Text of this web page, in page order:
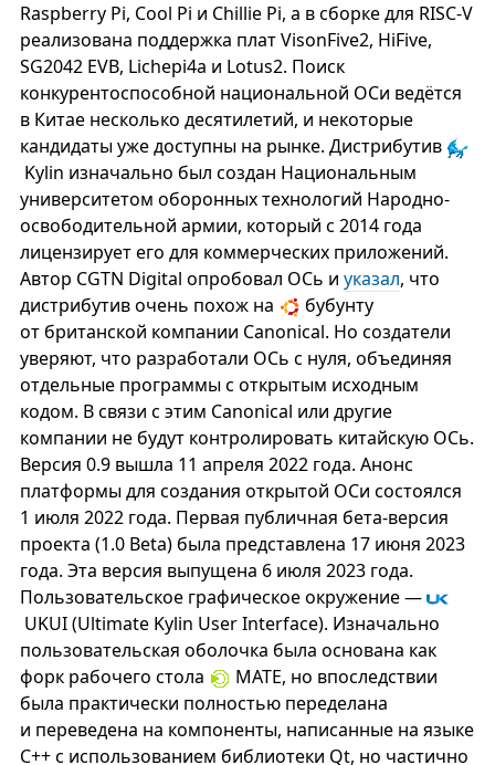
Raspberry Pi, Cool Pi и Chillie Pi, а в сборке для RISC-V
реализована поддержка плат VisonFive2, HiFive,
SG2042 EVB, Lichepi4a и Lotus2. Поиск
конкурентоспособной национальной ОСи ведётся
в Китае несколько десятилетий, и некоторые
кандидаты уже доступны на рынке. Дистрибутив
Kylin изначально был создан Национальным
университетом оборонных технологий Народно-
освободительной армии, который с 2014 года
лицензирует его для коммерческих приложений.
Автор CGTN Digital опробовал ОСь и указал, что
дистрибутив очень похож на
бубунту
от британской компании Canonical. Но создатели
уверяют, что разработали ОСь с нуля, объединяя
отдельные программы с открытым исходным
кодом. В связи с этим Canonical или другие
компании не будут контролировать китайскую ОСь.
Версия 0.9 вышла 11 апреля 2022 года. Анонс
платформы для создания открытой ОСи состоялся
1 июля 2022 года. Первая публичная бета-версия
проекта (1.0 Beta) была представлена 17 июня 2023
года. Эта версия выпущена 6 июля 2023 года.
Пользовательское графическое окружение —
UKUI (Ultimate Kylin User Interface). Изначально
пользовательская оболочка была основана как
форк рабочего стола
MATE, но впоследствии
была практически полностью переделана
и переведена на компоненты, написанные на языке
С++ с использованием библиотеки Qt, но частично